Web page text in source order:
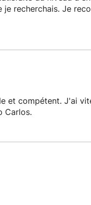
recherchais. Je
et compétent. J'ai
Carlos.